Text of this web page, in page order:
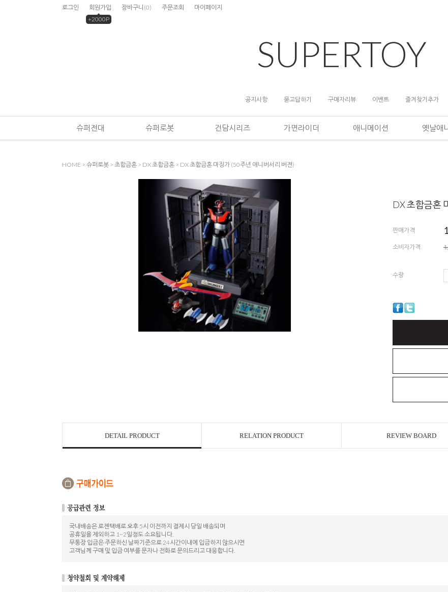
로그인
회원가입
+2000P
장바구니 (0) 주문조회 마이페이지
SUPERTOY
공지사항 묻고답하기 구매자리뷰 이벤트 즐겨찾기추가
슈퍼전대 슈퍼로봇 건담시리즈 가면라이더 애니메이션 옛날애
HOME > 슈퍼로봇 > 초합금혼 > DX 초합금혼 > DX 초합금혼 마징가 (50주년 애니버서리 버젼)
DX 초합금혼
판매가격
소비자가격
수량
DETAIL PRODUCT RELATION PRODUCT REVIEW BOARD
국내배송은 로젠택배로 오후 5시 이전까지 결제시 당일 배송되며
공휴일을 제외하고 1~2일정도 소요됩니다.
무통장 입금은 주문하신 날짜기준으로 24시간이내에 입금하지 않으시면
고객님께 구매 및 입금 여부를 문자나 전화로 문의드리고 대응합니다.